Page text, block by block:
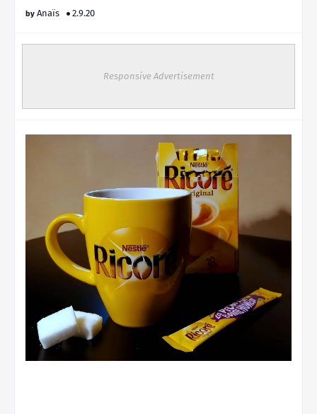
Anaïs 2.9.20
Responsive Advertisement